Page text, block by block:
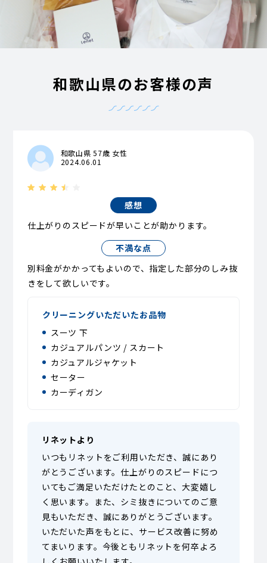
和歌山県のお客様の声
和歌山県 57歳 女性
2024.06.01
感想
仕上がりのスピードが早いことが助かります。
不満な点
別料金がかかってもよいので、指定した部分のしみ抜
きをして欲しいです。
クリーニングいただいたお品物
スーツ 下
カジュアルパンツ / スカート
カジュアルジャケット
セーター
カーディガン
リネットより
いつもリネットをご利用いただき、誠にあり
がとうございます。仕上がりのスピードにつ
いてもご満足いただけたとのこと、大変嬉し
く思います。また、シミ抜きについてのご意
見もいただき、誠にありがとうございます。
いただいた声をもとに、サービス改善に努め
てまいります。今後ともリネットを何卒よろ